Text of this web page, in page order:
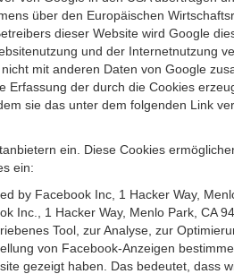
über den Europäischen
dieser Website wird Google
und der Internetnutzung
mit anderen Daten von Google
der durch die Cookies
sie das unter dem folgenden Link
ein. Diese Cookies
ein:
by Facebook Inc, 1 Hacker Way,
Inc., 1 Hacker Way, Menlo Park,
Tool, zur Analyse, zur
von Facebook-Anzeigen
gezeigt haben. Das bedeutet,